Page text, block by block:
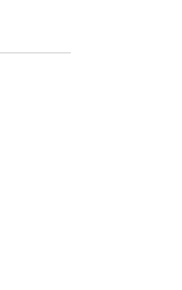
Quadro con
Terapeutico-